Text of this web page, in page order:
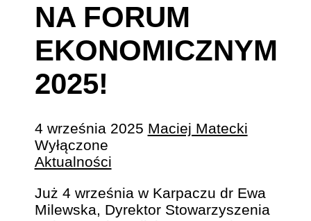
NA FORUM
EKONOMICZNYM
2025!
4 września 2025 Maciej Matecki
Wyłączone
Aktualności
Już 4 września w Karpaczu dr Ewa
Milewska, Dyrektor Stowarzyszenia